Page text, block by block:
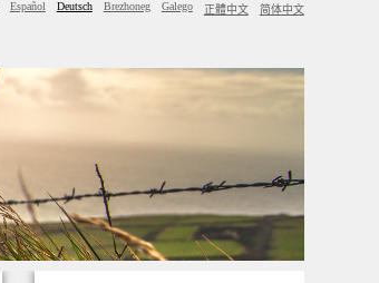
Español Deutsch Brezhoneg Galego 正體中文 简体中文